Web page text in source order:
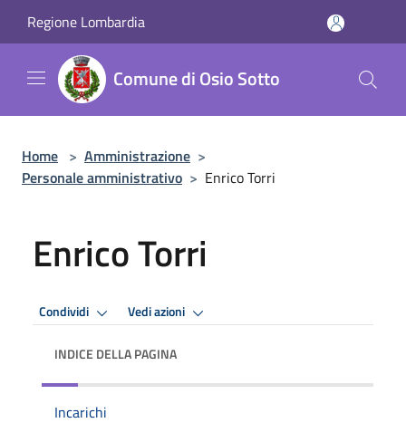
Regione Lombardia
Comune di Osio Sotto
Home > Amministrazione >
Personale amministrativo > Enrico Torri
Enrico Torri
Condividi Vedi azioni
INDICE DELLA PAGINA
Incarichi